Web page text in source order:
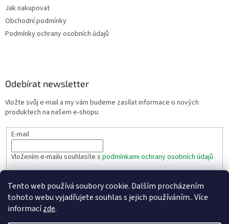
Tento web používá soubory cookie. Dalším procházením
tohoto webu vyjadřujete souhlas s jejich používáním.. Více
informacízde.
Jak nakupovat
Obchodní podmínky
Podmínky ochrany osobních údajů
Odebírat newsletter
Vložte svůj e-mail a my vám budeme zasílat informace o nových
produktech na našem e-shopu.
E-mail
Vložením e-mailu souhlasíte s podmínkami ochrany osobních údajů
PŘIHLÁSIT SE